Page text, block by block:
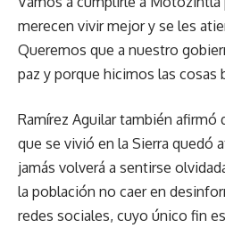
merecen vivir mejor y se les
Queremos que a nuestro
paz y porque hicimos las cosas
Ramírez Aguilar también
que se vivió en la Sierra quedó
jamás volverá a sentirse
la población no caer en
redes sociales, cuyo único fin